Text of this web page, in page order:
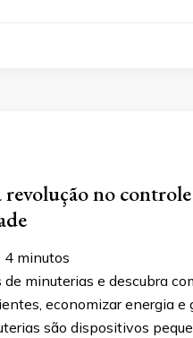
no controle
4 minutos
minuterias e descubra
economizar energia e
são dispositivos